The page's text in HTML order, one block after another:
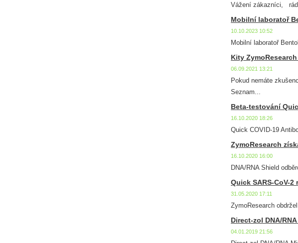
Vážení zákazníci,
Mobilní laboratoř
10.10.2023 10:52
Mobilní laboratoř
Kity
06.09.2021 13:21
Pokud nemáte
Seznam...
Beta-testování
16.10.2020 18:26
Quick COVID-19
ZymoResearch
16.10.2020 16:00
DNA/RNA Shield
Quick SARS-CoV-2
31.05.2020 17:11
ZymoResearch
Direct-zol DNA/
04.01.2019 21:56